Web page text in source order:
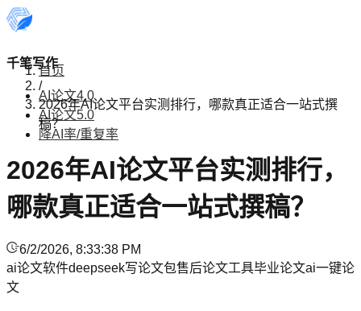
千笔写作
AI论文4.0
AI论文5.0
降AI率/重复率
首页
/
2026年AI论文平台实测排行，哪款真正适合一站式撰
稿？
2026年AI论文平台实测排行，
哪款真正适合一站式撰稿？
6/2/2026, 8:33:38 PM
ai论文软件deepseek写论文包售后论文工具毕业论文ai一键论
文